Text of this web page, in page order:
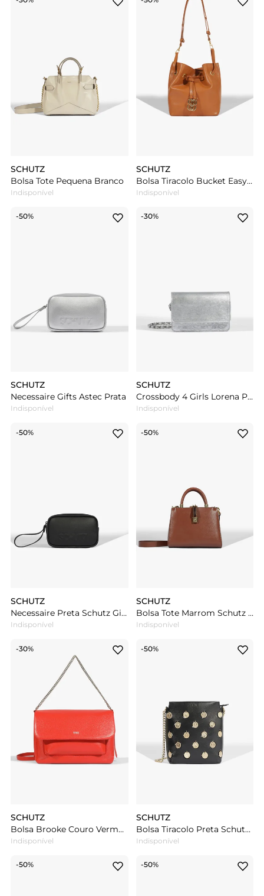
SCHUTZ
Bolsa Tote Pequena Branco
Indisponível
SCHUTZ
Bolsa Tiracolo Bucket Easy Couro Marrom
Indisponível
-50%
SCHUTZ
Necessaire Gifts Astec Prata
Indisponível
-30%
SCHUTZ
Crossbody 4 Girls Lorena Prata
Indisponível
-50%
SCHUTZ
Necessaire Preta Schutz Gifts Astec
Indisponível
-50%
SCHUTZ
Bolsa Tote Marrom Schutz Média Couro Texturizado
Indisponível
-30%
SCHUTZ
Bolsa Brooke Couro Vermelha
Indisponível
-50%
SCHUTZ
Bolsa Tiracolo Preta Schutz Luma Couro
Indisponível
-50% -50%